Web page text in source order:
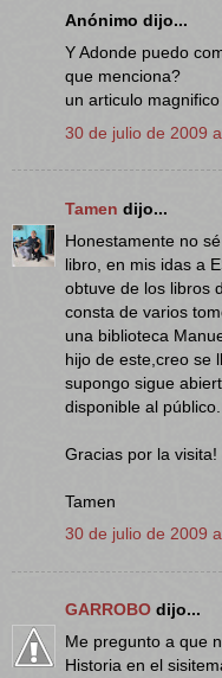
Anónimo dijo...
Y Adonde puedo
que menciona?
un articulo
30 de julio de 2009
Tamen dijo...
Honestamente no
libro, en mis idas a
obtuve de los libros
consta de varios
una biblioteca
hijo de este,creo se
supongo sigue
disponible al público.
Gracias por la visita!
Tamen
30 de julio de 2009
GARROBO dijo...
Me pregunto a que
Historia en el